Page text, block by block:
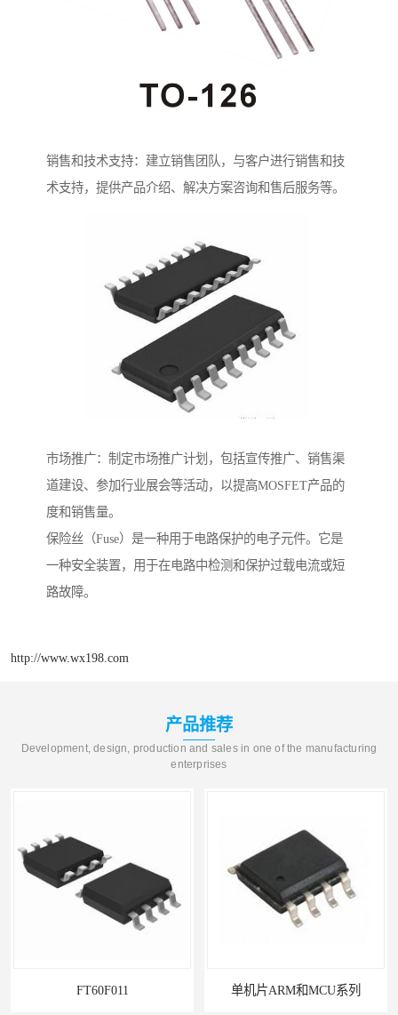
销售和技术支持：建立销售团队，与客户进行销售和技
术支持，提供产品介绍、解决方案咨询和售后服务等。
市场推广：制定市场推广计划，包括宣传推广、销售渠
道建设、参加行业展会等活动，以提高MOSFET产品的
度和销售量。
保险丝（Fuse）是一种用于电路保护的电子元件。它是
一种安全装置，用于在电路中检测和保护过载电流或短
路故障。
http://www.wx198.com
产品推荐
Development, design, production and sales in one of the manufacturing
enterprises
FT60F011 单机片ARM和MCU系列